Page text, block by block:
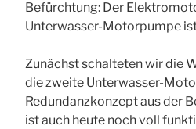
Befürchtung: Der
Unterwasser-Motorpumpe
Zunächst schalteten wir die
die zweite Unterwasser-
Redundanzkonzept aus der
ist auch heute noch voll